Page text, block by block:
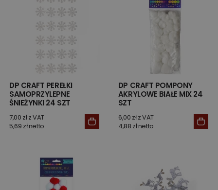
DP CRAFT PEREŁKI
SAMOPRZYLEPNE
ŚNIEŻYNKI 24 SZT
7,00 zł z VAT
5,69 zł netto
DP CRAFT POMPONY
AKRYLOWE BIAŁE MIX 24
SZT
6,00 zł z VAT
4,88 zł netto